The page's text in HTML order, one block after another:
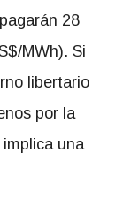
28
MWh). Si
libertario
por la
una